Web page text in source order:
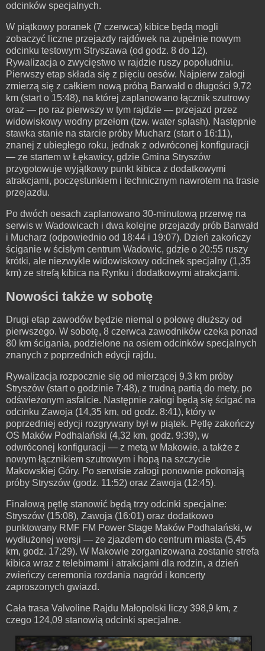
odcinków specjalnych.
W piątkowy poranek (7 czerwca) kibice będą mogli
zobaczyć liczne przejazdy rajdówek na zupełnie nowym
odcinku testowym Stryszawa (od godz. 8 do 12).
Rywalizacja o zwycięstwo w rajdzie ruszy popołudniu.
Pierwszy etap składa się z pięciu oesów. Najpierw załogi
zmierzą się z całkiem nową próbą Barwałd o długości 9,72
km (start o 15:48), na której zaplanowano łącznik szutrowy
oraz — po raz pierwszy w tym rajdzie — przejazd przez
widowiskowy wodny przełom (tzw. water splash). Następnie
stawka stanie na starcie próby Mucharz (start o 16:11),
znanej z ubiegłego roku, jednak z odwróconej konfiguracji
— ze startem w Łękawicy, gdzie Gmina Stryszów
przygotowuje wyjątkowy punkt kibica z dodatkowymi
atrakcjami, poczęstunkiem i technicznym nawrotem na trasie
przejazdu.
Po dwóch oesach zaplanowano 30-minutową przerwę na
serwis w Wadowicach i dwa kolejne przejazdy prób Barwałd
i Mucharz (odpowiednio od 18:44 i 19:07). Dzień zakończy
ściganie w ścisłym centrum Wadowic, gdzie o 20:55 ruszy
krótki, ale niezwykle widowiskowy odcinek specjalny (1,35
km) ze strefą kibica na Rynku i dodatkowymi atrakcjami.
Nowości także w sobotę
Drugi etap zawodów będzie niemal o połowę dłuższy od
pierwszego. W sobotę, 8 czerwca zawodników czeka ponad
80 km ścigania, podzielone na osiem odcinków specjalnych
znanych z poprzednich edycji rajdu.
Rywalizacja rozpocznie się od mierzącej 9,3 km próby
Stryszów (start o godzinie 7:48), z trudną partią do mety, po
odświeżonym asfalcie. Następnie załogi będą się ścigać na
odcinku Zawoja (14,35 km, od godz. 8:41), który w
poprzedniej edycji rozgrywany był w piątek. Pętlę zakończy
OS Maków Podhalański (4,32 km, godz. 9:39), w
odwróconej konfiguracji — z metą w Makowie, a także z
nowym łącznikiem szutrowym i hopą na szczycie
Makowskiej Góry. Po serwisie załogi ponownie pokonają
próby Stryszów (godz. 11:52) oraz Zawoja (12:45).
Finałową pętlę stanowić będą trzy odcinki specjalne:
Stryszów (15:08), Zawoja (16:01) oraz dodatkowo
punktowany RMF FM Power Stage Maków Podhalański, w
wydłużonej wersji — ze zjazdem do centrum miasta (5,45
km, godz. 17:29). W Makowie zorganizowana zostanie strefa
kibica wraz z telebimami i atrakcjami dla rodzin, a dzień
zwieńczy ceremonia rozdania nagród i koncerty
zaproszonych gwiazd.
Cała trasa Valvoline Rajdu Małopolski liczy 398,9 km, z
czego 124,09 stanowią odcinki specjalne.